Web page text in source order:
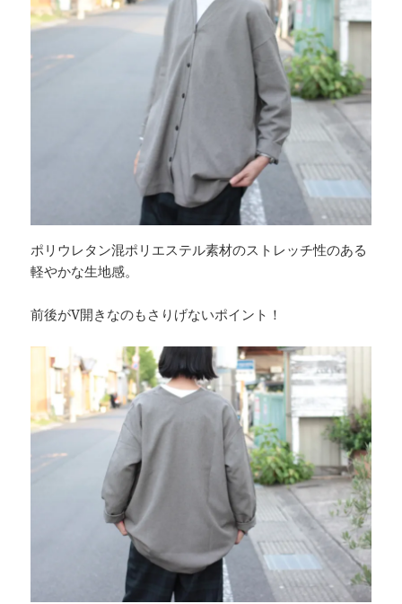
ポリウレタン混ポリエステル素材のストレッチ性のある
軽やかな生地感。
前後がV開きなのもさりげないポイント！